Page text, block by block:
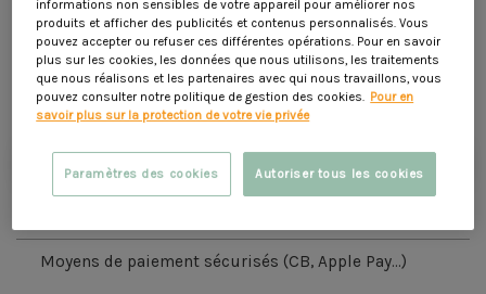
indispensable : il permet d'éviter les chutes accidentelles lors
des sauts. Après plusieurs saisons, il peut être nécessaire de
changer ce filet de protection et de sécurité. Compatible
avec les trampolines de 4m27, le filet de rechange s'installe
facilement tout autour du tapis de saut.
Voir description
119,90 €
Ajouter au panier
Livraison à domicile sous 5 jours ouvrés
Moyens de paiement sécurisés (CB, Apple Pay...)
informations non sensibles de votre appareil pour améliorer nos
produits et afficher des publicités et contenus personnalisés. Vous
pouvez accepter ou refuser ces différentes opérations. Pour en savoir
plus sur les cookies, les données que nous utilisons, les traitements
que nous réalisons et les partenaires avec qui nous travaillons, vous
pouvez consulter notre politique de gestion des cookies. Pour en
savoir plus sur la protection de votre vie privée
Autoriser tous les cookies
Paramètres des cookies